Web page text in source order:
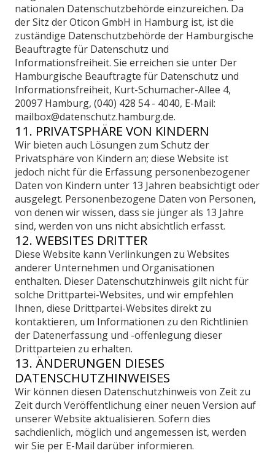
nationalen Datenschutzbehörde einzureichen. Da
der Sitz der Oticon GmbH in Hamburg ist, ist die
zuständige Datenschutzbehörde der Hamburgische
Beauftragte für Datenschutz und
Informationsfreiheit. Sie erreichen sie unter Der
Hamburgische Beauftragte für Datenschutz und
Informationsfreiheit, Kurt-Schumacher-Allee 4,
20097 Hamburg, (040) 428 54 - 4040, E-Mail:
mailbox@datenschutz.hamburg.de.
11. PRIVATSPHÄRE VON KINDERN
Wir bieten auch Lösungen zum Schutz der
Privatsphäre von Kindern an; diese Website ist
jedoch nicht für die Erfassung personenbezogener
Daten von Kindern unter 13 Jahren beabsichtigt oder
ausgelegt. Personenbezogene Daten von Personen,
von denen wir wissen, dass sie jünger als 13 Jahre
sind, werden von uns nicht absichtlich erfasst.
12. WEBSITES DRITTER
Diese Website kann Verlinkungen zu Websites
anderer Unternehmen und Organisationen
enthalten. Dieser Datenschutzhinweis gilt nicht für
solche Drittpartei-Websites, und wir empfehlen
Ihnen, diese Drittpartei-Websites direkt zu
kontaktieren, um Informationen zu den Richtlinien
der Datenerfassung und -offenlegung dieser
Drittparteien zu erhalten.
13. ÄNDERUNGEN DIESES
DATENSCHUTZHINWEISES
Wir können diesen Datenschutzhinweis von Zeit zu
Zeit durch Veröffentlichung einer neuen Version auf
unserer Website aktualisieren. Sofern dies
sachdienlich, möglich und angemessen ist, werden
wir Sie per E-Mail darüber informieren.